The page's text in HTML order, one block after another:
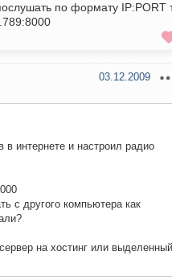
по формату IP:PORT
03.12.2009
в интернете и настроил радио
с другого компьютера как
на хостинг или выделенный